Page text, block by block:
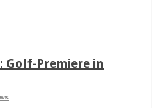
Golf-Premiere in